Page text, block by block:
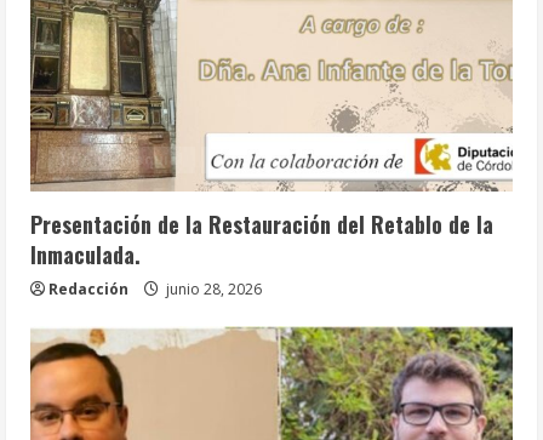
Info. Parroquial Tablón Anuncios
Presentación de la Restauración del Retablo de la
Inmaculada.
Redacción junio 28, 2026